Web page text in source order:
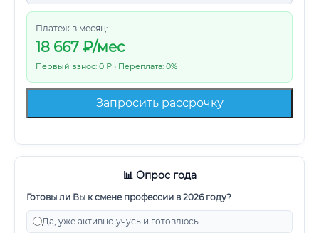
Платеж в месяц:
18 667 ₽/мес
Первый взнос: 0 ₽ • Переплата: 0%
Запросить рассрочку
📊 Опрос года
Готовы ли Вы к смене профессии в 2026 году?
Да, уже активно учусь и готовлюсь